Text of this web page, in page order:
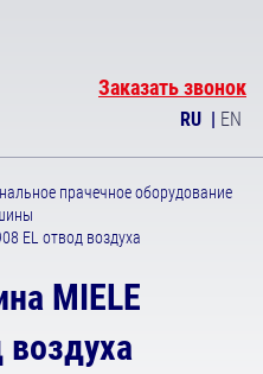
Заказать звонок
RU | EN
прачечное оборудование
EL отвод воздуха
MIELE
воздуха